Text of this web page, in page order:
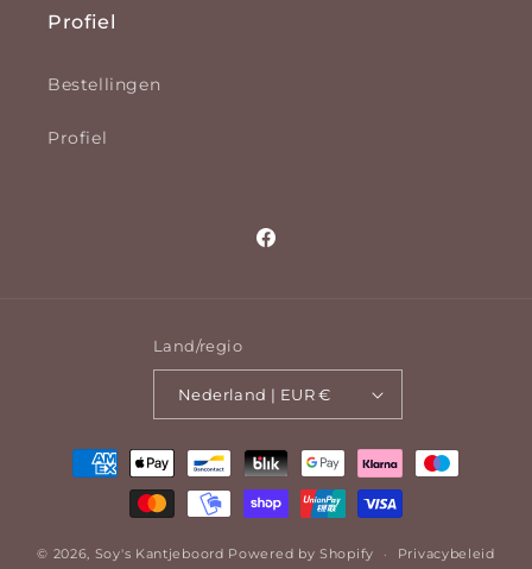
Profiel
Bestellingen
Profiel
Facebook
Land/regio
Nederland | EUR €
Betaalmethoden
© 2026, Soy's Kantjeboord Powered by Shopify Privacybeleid